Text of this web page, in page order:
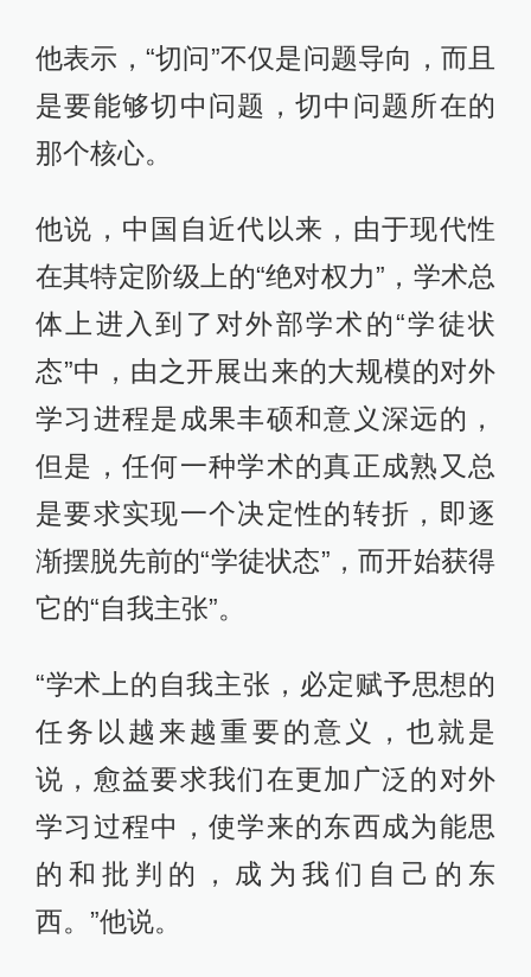
他表示，“切问”不仅是问题导向，而且
是要能够切中问题，切中问题所在的
那个核心。
他说，中国自近代以来，由于现代性
在其特定阶级上的“绝对权力”，学术总
体上进入到了对外部学术的“学徒状
态”中，由之开展出来的大规模的对外
学习进程是成果丰硕和意义深远的，
但是，任何一种学术的真正成熟又总
是要求实现一个决定性的转折，即逐
渐摆脱先前的“学徒状态”，而开始获得
它的“自我主张”。
“学术上的自我主张，必定赋予思想的
任务以越来越重要的意义，也就是
说，愈益要求我们在更加广泛的对外
学习过程中，使学来的东西成为能思
的和批判的，成为我们自己的东
西。”他说。